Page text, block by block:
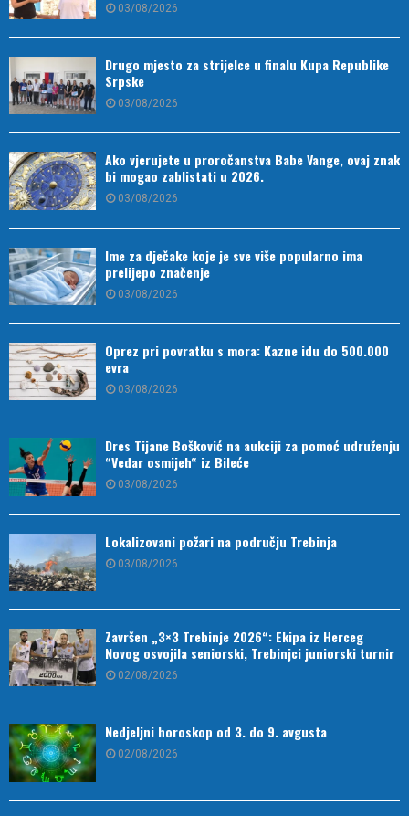
03/08/2026
Drugo mjesto za strijelce u finalu Kupa Republike
Srpske
03/08/2026
Ako vjerujete u proročanstva Babe Vange, ovaj znak
bi mogao zablistati u 2026.
03/08/2026
Ime za dječake koje je sve više popularno ima
prelijepo značenje
03/08/2026
Oprez pri povratku s mora: Kazne idu do 500.000
evra
03/08/2026
Dres Tijane Bošković na aukciji za pomoć udruženju
“Vedar osmijeh“ iz Bileće
03/08/2026
Lokalizovani požari na području Trebinja
03/08/2026
Završen „3×3 Trebinje 2026“: Ekipa iz Herceg
Novog osvojila seniorski, Trebinjci juniorski turnir
02/08/2026
Nedjeljni horoskop od 3. do 9. avgusta
02/08/2026